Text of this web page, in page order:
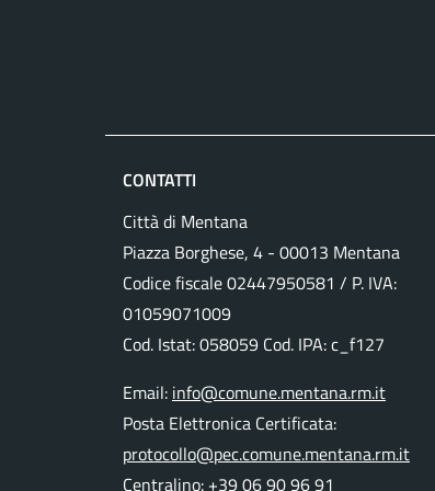
CONTATTI
Città di Mentana
Piazza Borghese, 4 - 00013 Mentana
Codice fiscale02447950581 / P. IVA:
01059071009
Cod. Istat: 058059 Cod. IPA: c_f127
Email: info@comune.mentana.rm.it
Posta Elettronica Certificata:
protocollo@pec.comune.mentana.rm.it
Centralino: +39 06 90 96 91